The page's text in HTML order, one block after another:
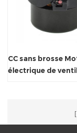
CC sans brosse
électrique de